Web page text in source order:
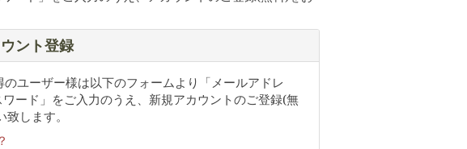
ント登録
ユーザー様は以下のフォームより「メールアドレ
ワード」をご入力のうえ、新規アカウントのご登録(無
します。